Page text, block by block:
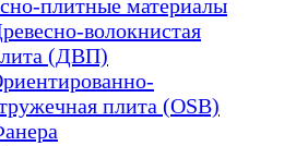
плитные материалы
волокнистая
(ДВП)
плита (OSB)